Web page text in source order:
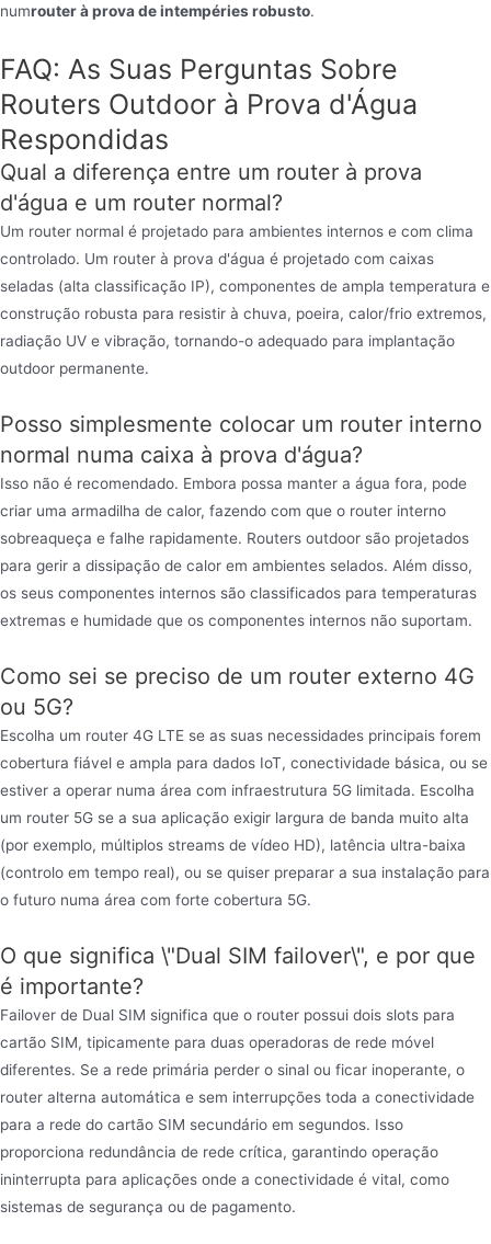
numrouter à prova de intempéries robusto.
FAQ: As Suas Perguntas Sobre
Routers Outdoor à Prova d'Água
Respondidas
Qual a diferença entre um router à prova
d'água e um router normal?
Um router normal é projetado para ambientes internos e com clima
controlado. Um router à prova d'água é projetado com caixas
seladas (alta classificação IP), componentes de ampla temperatura e
construção robusta para resistir à chuva, poeira, calor/frio extremos,
radiação UV e vibração, tornando-o adequado para implantação
outdoor permanente.
Posso simplesmente colocar um router interno
normal numa caixa à prova d'água?
Isso não é recomendado. Embora possa manter a água fora, pode
criar uma armadilha de calor, fazendo com que o router interno
sobreaqueça e falhe rapidamente. Routers outdoor são projetados
para gerir a dissipação de calor em ambientes selados. Além disso,
os seus componentes internos são classificados para temperaturas
extremas e humidade que os componentes internos não suportam.
Como sei se preciso de um router externo 4G
ou 5G?
Escolha um router 4G LTE se as suas necessidades principais forem
cobertura fiável e ampla para dados IoT, conectividade básica, ou se
estiver a operar numa área com infraestrutura 5G limitada. Escolha
um router 5G se a sua aplicação exigir largura de banda muito alta
(por exemplo, múltiplos streams de vídeo HD), latência ultra-baixa
(controlo em tempo real), ou se quiser preparar a sua instalação para
o futuro numa área com forte cobertura 5G.
O que significa \"Dual SIM failover\", e por que
é importante?
Failover de Dual SIM significa que o router possui dois slots para
cartão SIM, tipicamente para duas operadoras de rede móvel
diferentes. Se a rede primária perder o sinal ou ficar inoperante, o
router alterna automática e sem interrupções toda a conectividade
para a rede do cartão SIM secundário em segundos. Isso
proporciona redundância de rede crítica, garantindo operação
ininterrupta para aplicações onde a conectividade é vital, como
sistemas de segurança ou de pagamento.